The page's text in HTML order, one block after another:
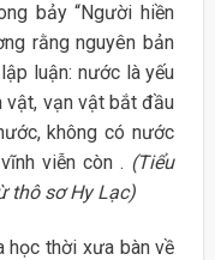
bảy “Người hiền
rằng nguyên bản
luận: nước là yếu
vật, vạn vật bắt đầu
không có nước
viễn còn . (Tiểu
thô sơ Hy Lạc)
học thời xưa bàn về